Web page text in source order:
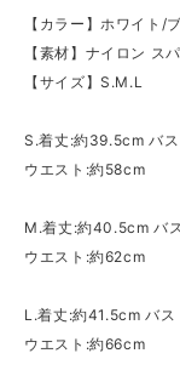
【カラー】ホワイト/
【素材】ナイロン ス
【サイズ】S.M.L
S.着丈:約39.5cm バ
ウエスト:約58cm
M.着丈:約40.5cm バ
ウエスト:約62cm
L.着丈:約41.5cm バ
ウエスト:約66cm